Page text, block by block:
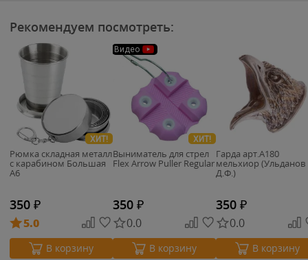
Рекомендуем посмотреть:
ХИТ!
Рюмка складная металл
с карабином Большая
А6
350 ₽
5.0
В корзину
Видео
ХИТ!
Выниматель для стрел
Flex Arrow Puller Regular
350 ₽
0.0
В корзину
Гарда арт.А180
мельхиор (Ульданов
Д.Ф.)
350 ₽
0.0
В корзину